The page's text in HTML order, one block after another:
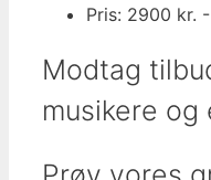
Pris: 2900 kr.
Modtag
musikere